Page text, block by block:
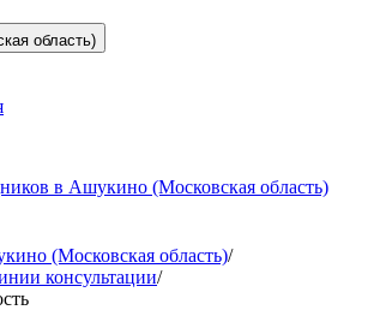
область)
в Ашукино (Московская область)
(Московская область)/
консультации/